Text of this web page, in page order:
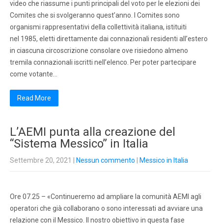
video che riassume i punti principali del voto per le elezioni dei
Comites che si svolgeranno quest’anno. I Comites sono
organismi rappresentativi della collettività italiana, istituiti
nel 1985, eletti direttamente dai connazionali residenti all’estero
in ciascuna circoscrizione consolare ove risiedono almeno
tremila connazionali iscritti nell’elenco. Per poter partecipare
come votante…
Read More
L’AEMI punta alla creazione del
“Sistema Messico” in Italia
Settembre 20, 2021 Nessun commento Messico in Italia
Ore 07.25 – «Continueremo ad ampliare la comunità AEMI agli
operatori che già collaborano o sono interessati ad avviare una
relazione con il Messico. Il nostro obiettivo in questa fase